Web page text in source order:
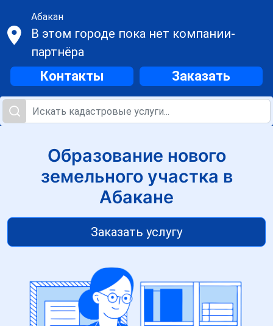
Абакан
В этом городе пока нет компании-
партнёра
Контакты Заказать
Образование нового
земельного участка в
Абакане
Заказать услугу